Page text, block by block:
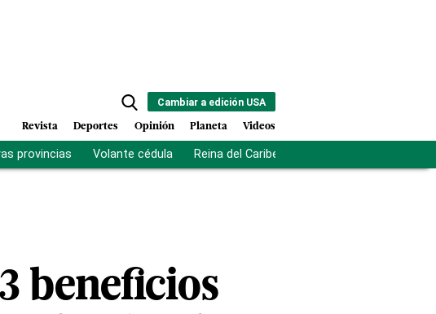
Cambiar a edición USA
Revista Deportes Opinión Planeta Videos
provincias Volante cédula Reina del Caribe
beneficios